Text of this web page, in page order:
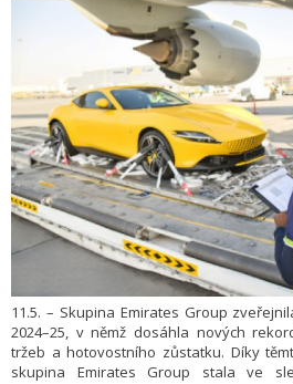
11.5. – Skupina Emirates Group
2024–25, v němž dosáhla nových
tržeb a hotovostního zůstatku. Díky
skupina Emirates Group stala ve